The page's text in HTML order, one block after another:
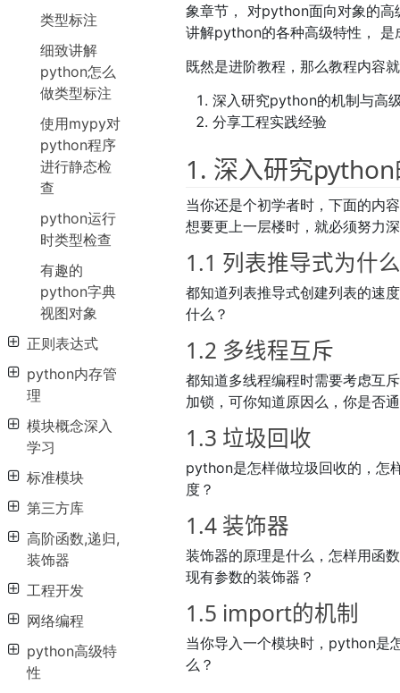
类型标注
细致讲解
python怎么
做类型标注
使用mypy对
python程序
进行静态检
查
python运行
时类型检查
有趣的
python字典
视图对象
正则表达式
python内存管
理
模块概念深入
学习
标准模块
第三方库
高阶函数,递归,
装饰器
工程开发
网络编程
python高级特
性
象章节， 对python面向对象的
讲解python的各种高级特性，
既然是进阶教程，那么教程内容
深入研究python的机制与高
分享工程实践经验
1. 深入研究
当你还是个初学者时，下面的内
想要更上一层楼时，就必须努力
1.1 列表推导式为什
都知道列表推导式创建列表的速
什么？
1.2 多线程互斥
都知道多线程编程时需要考虑互
加锁，可你知道原因么，你是否
1.3 垃圾回收
python是怎样做垃圾回收的，怎
度？
1.4 装饰器
装饰器的原理是什么，怎样用函
现有参数的装饰器？
1.5 import的机制
当你导入一个模块时，python是
么？